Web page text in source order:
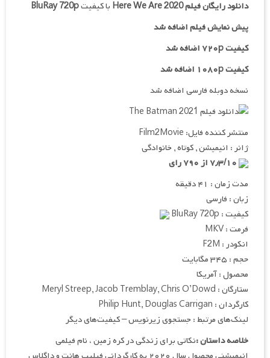
دانلود رایگان فیلمHere We Are 2020 با کیفیتBluRay 720p
پیش نمایش فیلم اضافه شد
کیفیت ۷۲۰p اضافه شد
کیفیت ۱۰۸۰p اضافه شد
نسخه دوبله فارسی اضافه شد
منتشر کننده فایل: Film2Movie
ژانر : انیمیشن , کوتاه , خانوادگی
مدت زمان : ۴۱ دقیقه
زبان : فارسی
کیفیت : BluRay 720p
فرمت : MKV
انکودر : F2M
حجم : ۳۴۵ مگابایت
محصول : آمریکا
ستارگان : Meryl Streep, Jacob Tremblay, Chris O’Dowd
کارگردان : Philip Hunt, Douglas Carrigan
لینک‌های مرتبط : جستجوی زیرنویس – کیفیت‌های دیگر
خلاصه داستان :نکاتی برای زندگی در کره زمین ، نام فیلمی